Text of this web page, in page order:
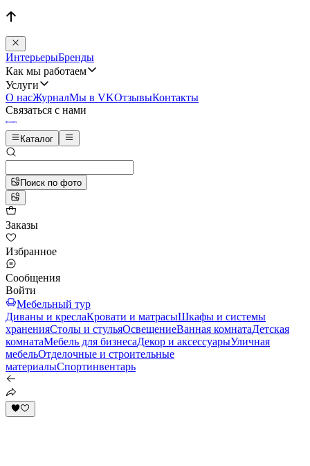
ИнтерьерыБренды
Как мы работаем
Услуги
О насЖурналМы в VKОтзывыКонтакты
Связаться с нами
Каталог
Поиск по фото
Заказы
Избранное
Сообщения
Войти
Мебельный тур
Диваны и креслаКровати и матрасыШкафы и системы
храненияСтолы и стульяОсвещениеВанная комнатаДетская
комнатаМебель для бизнесаДекор и аксессуарыУличная
мебельОтделочные и строительные
материалыСпортинвентарь